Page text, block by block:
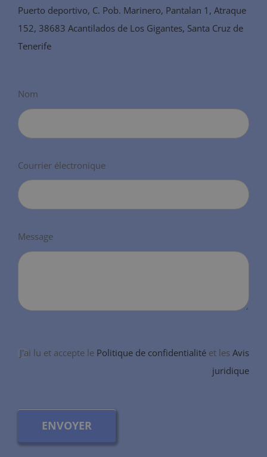
Puerto deportivo, C. Pob. Marinero, Pantalan 1, Atraque
152, 38683 Acantilados de Los Gigantes, Santa Cruz de
Tenerife
Nom
Courrier électronique
Message
J'ai lu et accepte le Politique de confidentialité et lesAvis
juridique
ENVOYER